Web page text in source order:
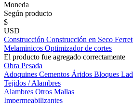
Moneda
Según producto
$
USD
Construcción Construcción en Seco
Melaminicos Optimizador de cortes
El producto fue agregado correctamente
Obra Pesada
Adoquines Cementos Áridos Bloques
Tejidos / Alambres
Alambres Otros Mallas
Impermeabilizantes